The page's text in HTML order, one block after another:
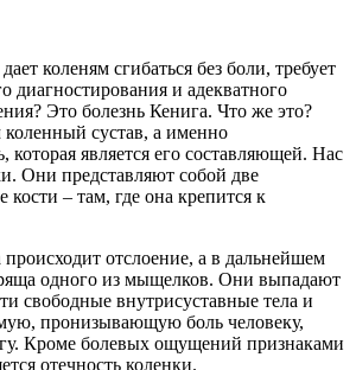
коленям сгибаться без боли, требует
диагностирования и адекватного
Это болезнь Кенига. Что же это?
сустав, а именно
которая является его составляющей. Нас
Они представляют собой две
кости – там, где она крепится к
отслоение, а в дальнейшем
одного из мыщелков. Они выпадают
свободные внутрисуставные тела и
пронизывающую боль человеку,
Кроме болевых ощущений признаками
отечность коленки.